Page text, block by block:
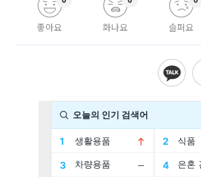
좋아요 화나요 슬퍼요